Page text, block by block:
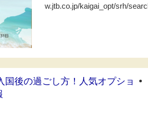
w.jtb.co.jp/kaigai_opt/srh/
国後の過ごし方！人気オプショ